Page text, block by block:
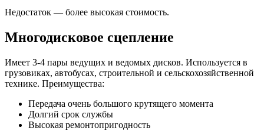
Недостаток — более высокая стоимость.
Многодисковое сцепление
Имеет 3-4 пары ведущих и ведомых дисков. Используется в
грузовиках, автобусах, строительной и сельскохозяйственной
технике. Преимущества:
Передача очень большого крутящего момента
Долгий срок службы
Высокая ремонтопригодность